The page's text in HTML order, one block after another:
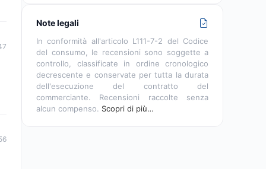
Note legali
In conformità all'articolo L111-7-2 del Codice
del consumo, le recensioni sono soggette a
controllo, classificate in ordine cronologico
decrescente e conservate per tutta la durata
dell'esecuzione del contratto del
commerciante. Recensioni raccolte senza
alcun compenso. Scopri di più…